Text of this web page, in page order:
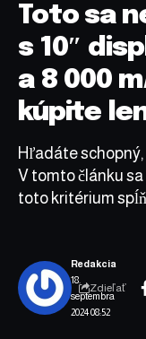
Toto sa
s 10″
a 8 000
kúpite
Hľadáte
V tomto článku
toto kritérium
18.
septembra
2024 08:52
Redakcia
Zdieľať